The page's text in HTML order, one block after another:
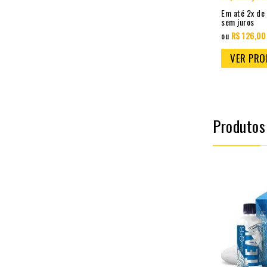
Em até 2x de
sem juros
ou R$ 126,00
VER